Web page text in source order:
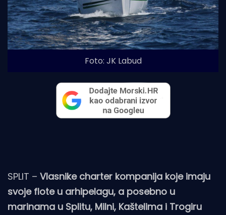
Foto: JK Labud
SPLIT – Vlasnike charter kompanija koje imaju
svoje flote u arhipelagu, a posebno u
marinama u Splitu, Milni, Kaštelima i Trogiru